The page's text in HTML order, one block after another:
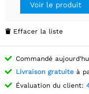
Voir le produit
 Effacer la liste
Commandé
Livraison gratuite à
Évaluation du client: